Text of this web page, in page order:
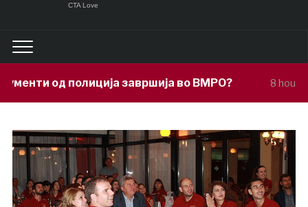
завршија во ВМРО? 8 hours ago Под